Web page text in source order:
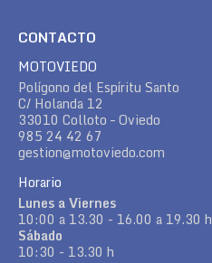
CONTACTO
MOTOVIEDO
Polígono del Espíritu Santo
C/ Holanda 12
33010 Colloto – Oviedo
985 24 42 67
gestion@motoviedo.com
Horario
Lunes a Viernes
10:00 a 13.30 - 16.00 a 19.30 h
Sábado
10:30 - 13.30 h